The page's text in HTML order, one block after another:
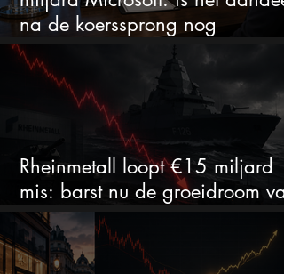
na de koerssprong nog
aantrekkelijk?
Rheinmetall loopt €15 miljard
mis: barst nu de groeidroom van
het defensiebedrijf?